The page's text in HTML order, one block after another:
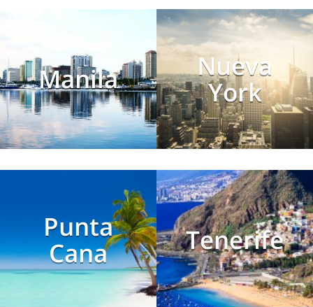
Manila
Nueva
York
Punta
Cana
Tenerife